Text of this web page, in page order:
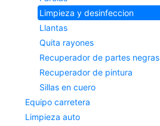
Limpieza y desinfeccion
Llantas
Quita rayones
Recuperador de partes negras
Recuperador de pintura
Sillas en cuero
Equipo carretera
Limpieza auto